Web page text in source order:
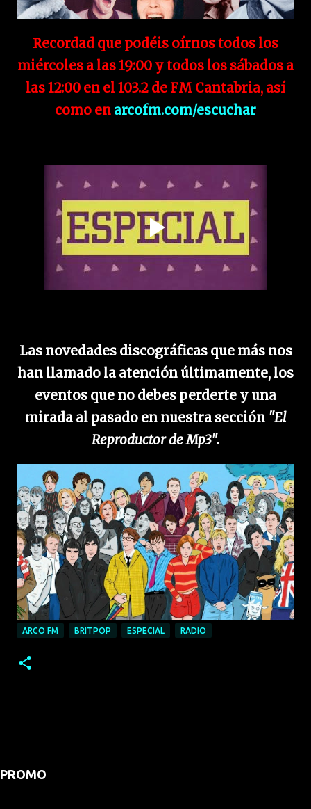
Recordad que podéis oírnos todos los
miércoles a las 19:00 y todos los sábados a
las 12:00 en el 103.2 de FM Cantabria, así
como en arcofm.com/escuchar
Las novedades discográficas que más nos
han llamado la atención últimamente, los
eventos que no debes perderte y una
mirada al pasado en nuestra sección "El
Reproductor de Mp3".
ARCO FM BRITPOP ESPECIAL RADIO
PROMO